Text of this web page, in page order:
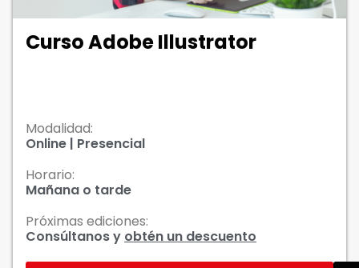
Curso Adobe Illustrator
Modalidad:
Online | Presencial
Horario:
Mañana o tarde
Próximas ediciones:
Consúltanos y obtén un descuento